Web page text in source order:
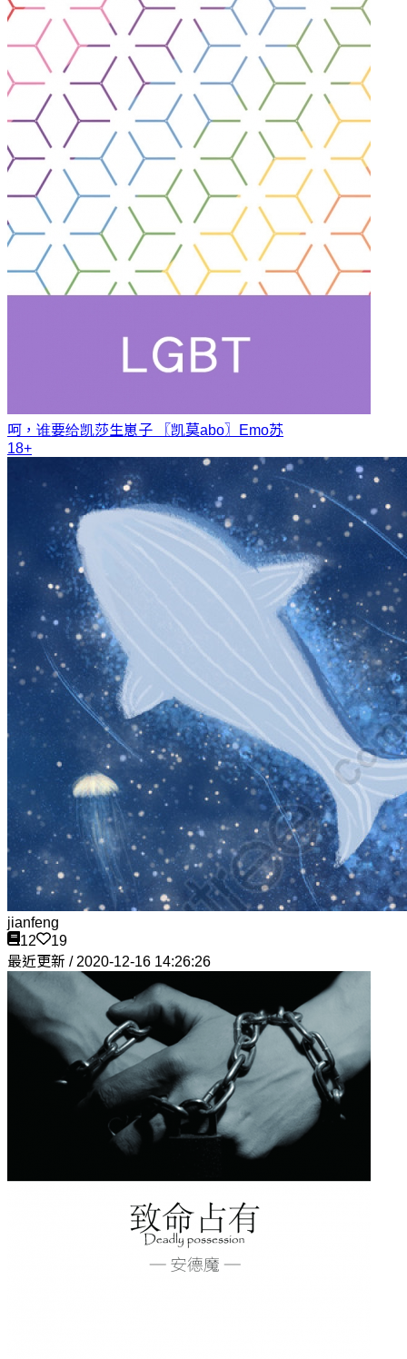
呵，谁要给凯莎生崽子 〖凯莫abo〗
Emo苏
18+
jianfeng
12
19
最近更新 / 2020-12-16 14:26:26